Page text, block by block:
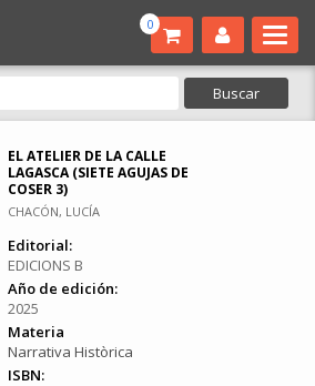
0
EL ATELIER DE LA CALLE
LAGASCA (SIETE AGUJAS DE
COSER 3)
CHACÓN, LUCÍA
Editorial:
EDICIONS B
Año de edición:
2025
Materia
Narrativa Històrica
ISBN: